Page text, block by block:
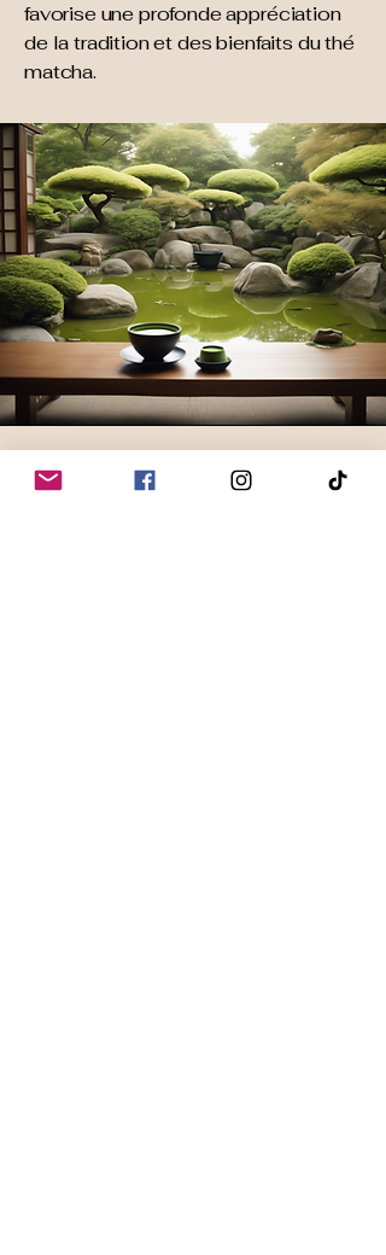
favorise une profonde appréciation
de la tradition et des bienfaits du thé
matcha.
Vision